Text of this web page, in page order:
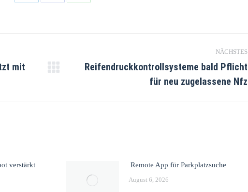
mit
NÄCHSTES
Reifendruckkontrollsysteme bald Pflicht
für neu zugelassene Nfz
verstärkt Remote App für Parkplatzsuche
August 6, 2026